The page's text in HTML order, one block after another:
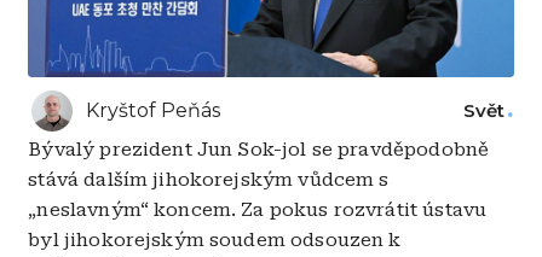
Kryštof Peňás Svět
Bývalý prezident Jun Sok-jol se pravděpodobně
stává dalším jihokorejským vůdcem s
„neslavným“ koncem. Za pokus rozvrátit ústavu
byl jihokorejským soudem odsouzen k